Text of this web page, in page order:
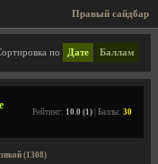
Правый сайдбар
по Дате Баллам
Рейтинг: 10.0 (1) | Баллы: 30
(1308)